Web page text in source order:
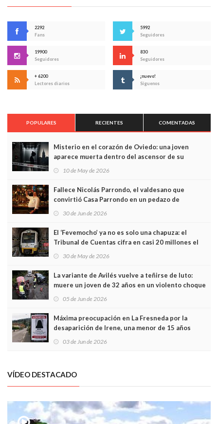
2292
Fans
5992
Seguidores
19900
Seguidores
830
Seguidores
+ 6200
Lectores diarios
¡nuevo!
Síguenos
POPULARES RECIENTES COMENTADAS
Misterio en el corazón de Oviedo: una joven
aparece muerta dentro del ascensor de su
edificio y las cámaras captan sus últimos minutos
10 de May de 2026
Fallece Nicolás Parrondo, el valdesano que
convirtió Casa Parrondo en un pedazo de
Asturias en Madrid
30 de Jun de 2026
El ‘Fevemocho’ ya no es solo una chapuza: el
Tribunal de Cuentas cifra en casi 20 millones el
sobrecoste de los trenes que no cabían por los
30 de May de 2026
La variante de Avilés vuelve a teñirse de luto:
muere un joven de 32 años en un violento choque
frontal
05 de Jun de 2026
Máxima preocupación en La Fresneda por la
desaparición de Irene, una menor de 15 años
03 de Jun de 2026
VÍDEO DESTACADO